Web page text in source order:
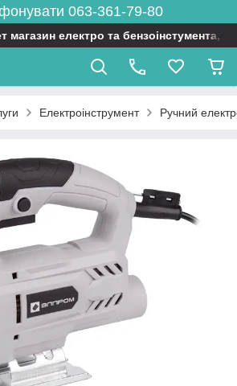
063-361-79-80
магазин електро та бензоінстумента,
Електроінструмент Ручний